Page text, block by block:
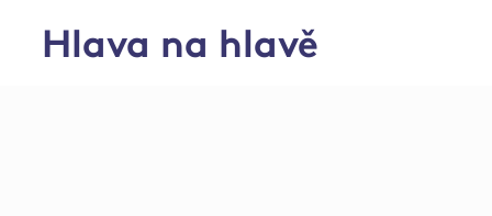
Hlava na hlavě
Středisko